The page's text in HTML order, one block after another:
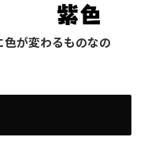
が変わるものなの